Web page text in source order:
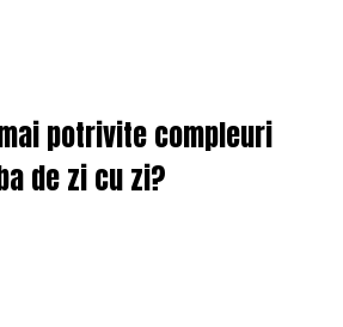
potrivite compleuri
de zi cu zi?